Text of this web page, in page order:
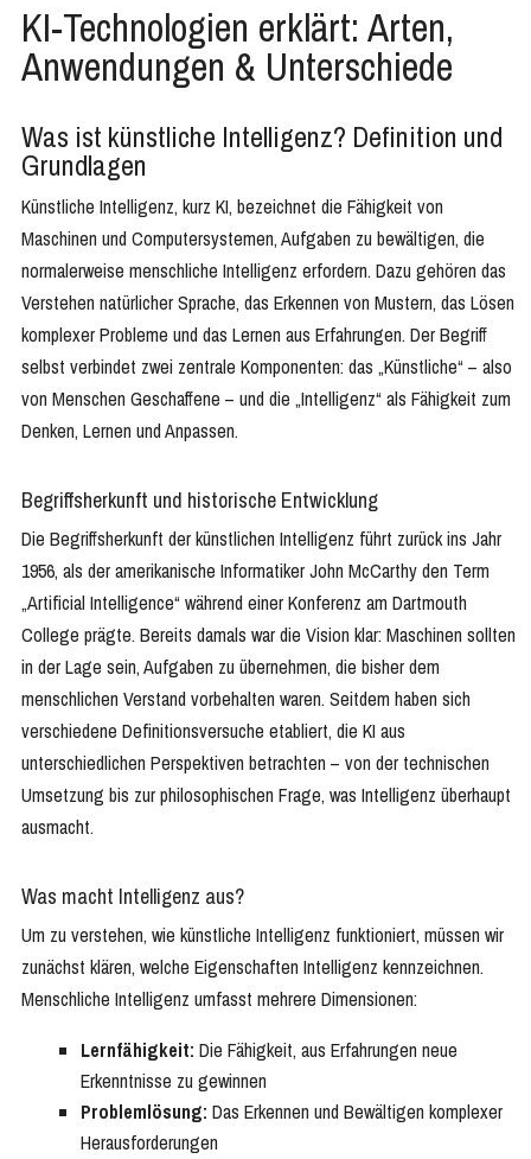
KI-Technologien erklärt: Arten,
Anwendungen & Unterschiede
Was ist künstliche Intelligenz? Definition und
Grundlagen
Künstliche Intelligenz, kurz KI, bezeichnet die Fähigkeit von
Maschinen und Computersystemen, Aufgaben zu bewältigen, die
normalerweise menschliche Intelligenz erfordern. Dazu gehören das
Verstehen natürlicher Sprache, das Erkennen von Mustern, das Lösen
komplexer Probleme und das Lernen aus Erfahrungen. Der Begriff
selbst verbindet zwei zentrale Komponenten: das „Künstliche“ – also
von Menschen Geschaffene – und die „Intelligenz“ als Fähigkeit zum
Denken, Lernen und Anpassen.
Begriffsherkunft und historische Entwicklung
Die Begriffsherkunft der künstlichen Intelligenz führt zurück ins Jahr
1956, als der amerikanische Informatiker John McCarthy den Term
„Artificial Intelligence“ während einer Konferenz am Dartmouth
College prägte. Bereits damals war die Vision klar: Maschinen sollten
in der Lage sein, Aufgaben zu übernehmen, die bisher dem
menschlichen Verstand vorbehalten waren. Seitdem haben sich
verschiedene Definitionsversuche etabliert, die KI aus
unterschiedlichen Perspektiven betrachten – von der technischen
Umsetzung bis zur philosophischen Frage, was Intelligenz überhaupt
ausmacht.
Was macht Intelligenz aus?
Um zu verstehen, wie künstliche Intelligenz funktioniert, müssen wir
zunächst klären, welche Eigenschaften Intelligenz kennzeichnen.
Menschliche Intelligenz umfasst mehrere Dimensionen:
Lernfähigkeit: Die Fähigkeit, aus Erfahrungen neue
Erkenntnisse zu gewinnen
Problemlösung: Das Erkennen und Bewältigen komplexer
Herausforderungen